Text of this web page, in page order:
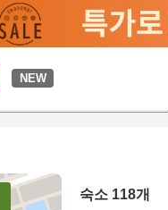
NEW
숙소 118개